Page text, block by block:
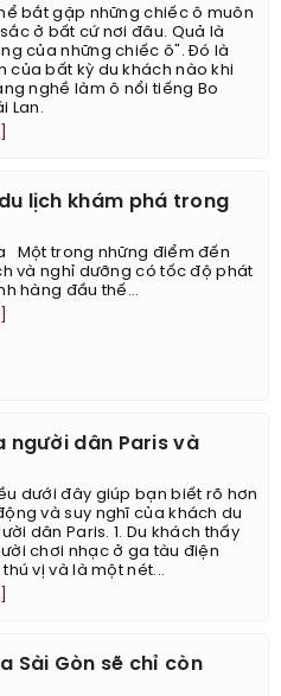
bắt gặp những chiếc ô muôn
ở bất cứ nơi đâu. Quả là
của những chiếc ô". Đó là
của bất kỳ du khách nào khi
nghề làm ô nổi tiếng Bo
Lan.
lịch khám phá trong
Một trong những điểm đến
và nghỉ dưỡng có tốc độ phát
hàng đầu thế...
người dân Paris và
dưới đây giúp bạn biết rõ hơn
và suy nghĩ của khách du
dân Paris. 1. Du khách thấy
chơi nhạc ở ga tàu điện
vị và là một nét...
Sài Gòn sẽ chỉ còn